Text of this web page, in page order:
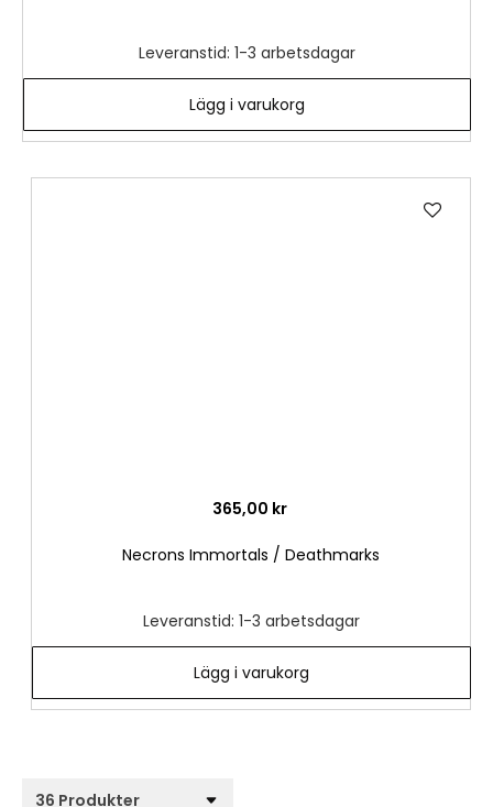
Leveranstid: 1-3 arbetsdagar
Lägg i varukorg
365,00 kr
Necrons Immortals / Deathmarks
Leveranstid: 1-3 arbetsdagar
Lägg i varukorg